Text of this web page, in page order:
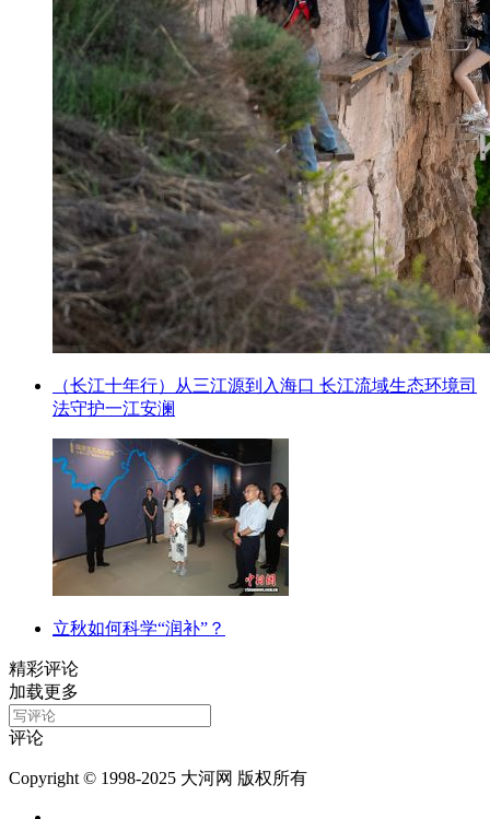
（长江十年行）从三江源到入海口 长江流域生态环境司
法守护一江安澜
立秋如何科学“润补”？
精彩评论
加载更多
评论
Copyright © 1998-2025 大河网 版权所有